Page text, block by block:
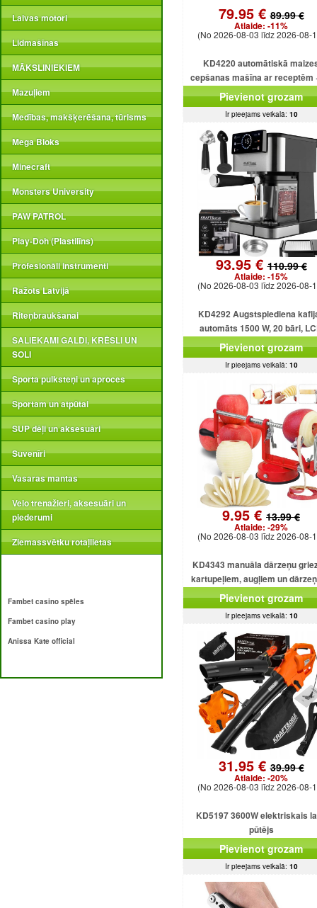
Laivas motori
Lidmašīnas
MĀKSLINIEKIEM
Mazuļiem
Medības, makšķerēšana, tūrisms
Mega Bloks
Minecraft
Monsters University
PAW PATROL
Play-Doh (Plastilīns)
Profesionāli instrumenti
Ražots Latvijā
Riteņbraukšanai
SALIEKAMI GALDI, KRĒSLI UN
SOLI
Sporta pulksteņi un aproces
Sportam un atpūtai
SUP dēļi un aksesuāri
Suvenīri
Vasaras mantas
Velo trenažieri, aksesuāri un
piederumi
Ziemassvētku rotaļlietas
Fambet casino spēles
Fambet casino play
Anissa Kate official
79.95 €89.99 €
Atlaide: -11%
(No 2026-08-03 līdz 2026-08-
KD4220 automātiskā
cepšanas mašīna ar receptēm
programmām + saldējumu
Pievienot grozam
Ir pieejams veikalā: 10
93.95 €110.99 €
Atlaide: -15%
(No 2026-08-03 līdz 2026-08-
KD4292 Augstspiediena
automāts 1500 W, 20 bāri,
displejs
Pievienot grozam
Ir pieejams veikalā: 10
9.95 € 13.99 €
Atlaide: -29%
(No 2026-08-03 līdz 2026-08-
KD4343 manuāla dārzeņu
kartupeļiem, augļiem un
Pievienot grozam
Ir pieejams veikalā: 10
31.95 €39.99 €
Atlaide: -20%
(No 2026-08-03 līdz 2026-08-
KD5197 3600W elektriskais
pūtējs
Pievienot grozam
Ir pieejams veikalā: 10